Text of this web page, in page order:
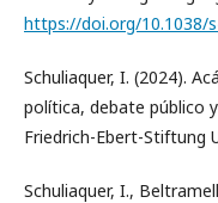
https://doi.org/10.1038/
Schuliaquer, I. (2024).
política, debate público
Friedrich-Ebert-Stiftung
Schuliaquer, I.,